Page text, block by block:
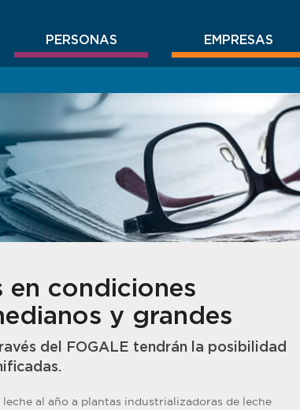
PERSONAS EMPRESAS
en condiciones
y grandes
del FOGALE tendrán la posibilidad
al año a plantas industrializadoras de leche